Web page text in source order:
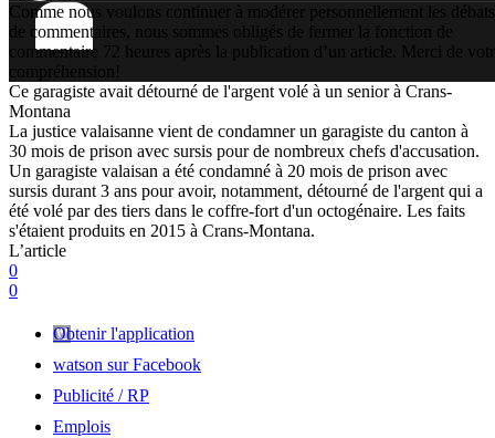
Comme nous voulons continuer à modérer personnellement les débats
de commentaires, nous sommes obligés de fermer la fonction de
commentaire 72 heures après la publication d’un article. Merci de
compréhension!
Ce garagiste avait détourné de l'argent volé à un senior à Crans-
Montana
La justice valaisanne vient de condamner un garagiste du canton à
30 mois de prison avec sursis pour de nombreux chefs d'accusation.
Un garagiste valaisan a été condamné à 20 mois de prison avec
sursis durant 3 ans pour avoir, notamment, détourné de l'argent qui a
été volé par des tiers dans le coffre-fort d'un octogénaire. Les faits
s'étaient produits en 2015 à Crans-Montana.
L’article
0
0
Obtenir l'application
watson sur Facebook
Publicité / RP
Emplois